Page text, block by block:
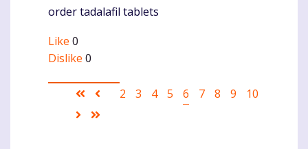
order tadalafil tablets
Like 0
Dislike 0
Pagination
First
page
Ankstesnis
Puslapis
2 Puslapis
3 Puslapis
4 Puslapis
5
Current
6 Puslapis
7 Puslapis
8 Puslapis
9 Puslapis
10
Sekantis